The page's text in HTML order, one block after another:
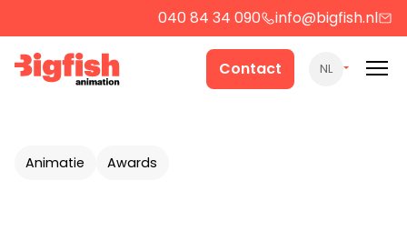
040 84 34 090 info@bigfish.nl
Contact NL
Werk
Animatie Awards